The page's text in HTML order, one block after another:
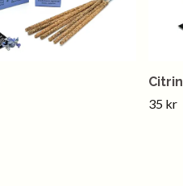
Citrin
35 kr